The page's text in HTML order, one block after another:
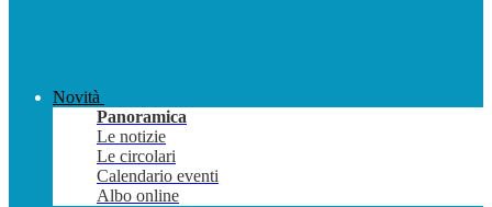
Novità
Panoramica
Le notizie
Le circolari
Calendario eventi
Albo online